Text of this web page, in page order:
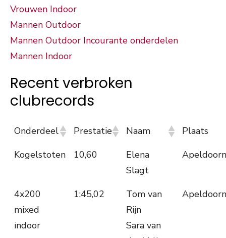
Vrouwen Indoor
Mannen Outdoor
Mannen Outdoor Incourante onderdelen
Mannen Indoor
Recent verbroken
clubrecords
Onderdeel Prestatie Naam
Plaats
Kogelstoten
10,60
Elena
Slagt
Apeldoorn
4x200
mixed
indoor
1:45,02
Tom van
Rijn
Sara van
Apeldoorn